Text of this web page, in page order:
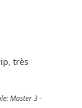
très
Master 3 -